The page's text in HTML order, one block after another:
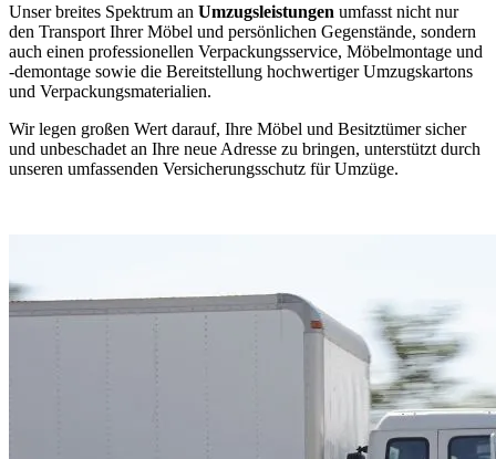
Unser breites Spektrum an Umzugsleistungen umfasst nicht nur
den Transport Ihrer Möbel und persönlichen Gegenstände, sondern
auch einen professionellen Verpackungsservice, Möbelmontage und
-demontage sowie die Bereitstellung hochwertiger Umzugskartons
und Verpackungsmaterialien.
Wir legen großen Wert darauf, Ihre Möbel und Besitztümer sicher
und unbeschadet an Ihre neue Adresse zu bringen, unterstützt durch
unseren umfassenden Versicherungsschutz für Umzüge.